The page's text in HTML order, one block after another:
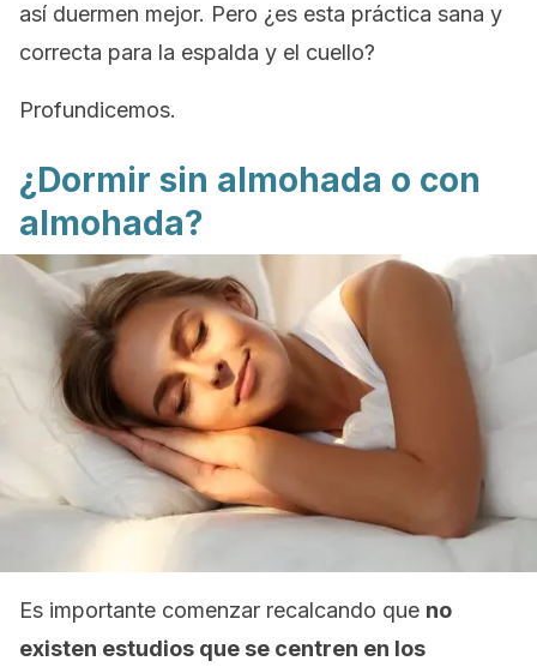
así duermen mejor. Pero ¿es esta práctica sana y
correcta para la espalda y el cuello?
Profundicemos.
¿Dormir sin almohada o con
almohada?
Es importante comenzar recalcando que no
existen estudios que se centren en los